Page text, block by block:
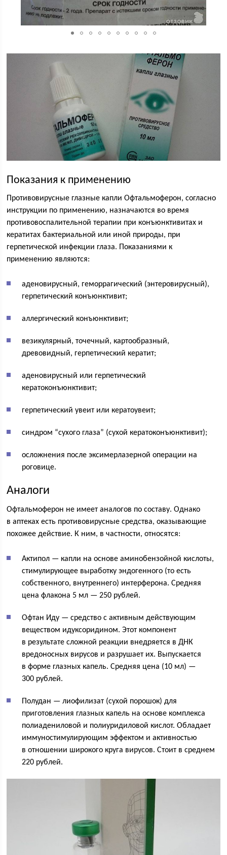
Показания к применению
Противовирусные глазные капли Офтальмоферон, согласно
инструкции по применению, назначаются во время
противовоспалительной терапии при конъюнктивитах и
кератитах бактериальной или иной природы, при
герпетической инфекции глаза. Показаниями к
применению являются:
аденовирусный, геморрагический (энтеровирусный),
герпетический конъюнктивит;
аллергический конъюнктивит;
везикулярный, точечный, картообразный,
древовидный, герпетический кератит;
аденовирусный или герпетический
кератоконъюнктивит;
герпетический увеит или кератоувеит;
синдром “сухого глаза” (сухой кератоконъюнктивит);
осложнения после эксимерлазерной операции на
роговице.
Аналоги
Офтальмоферон не имеет аналогов по составу. Однако
в аптеках есть противовирусные средства, оказывающие
похожее действие. К ним, в частности, относятся:
Актипол — капли на основе аминобензойной кислоты,
стимулирующее выработку эндогенного (то есть
собственного, внутреннего) интерферона. Средняя
цена флакона 5 мл — 250 рублей.
Офтан Иду — средство с активным действующим
веществом идуксоридином. Этот компонент
в результате сложной реакции внедряется в ДНК
вредоносных вирусов и разрушает их. Выпускается
в форме глазных капель. Средняя цена (10 мл) —
300 рублей.
Полудан — лиофилизат (сухой порошок) для
приготовления глазных капель на основе комплекса
полиадениловой и полиуридиловой кислот. Обладает
иммуностимулирующим эффектом и активностью
в отношении широкого круга вирусов. Стоит в среднем
220 рублей.